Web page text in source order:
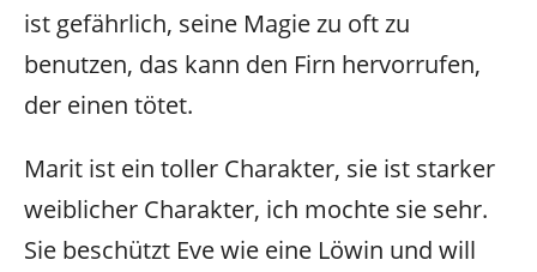
ist gefährlich, seine Magie zu oft zu
benutzen, das kann den Firn hervorrufen,
der einen tötet.
Marit ist ein toller Charakter, sie ist starker
weiblicher Charakter, ich mochte sie sehr.
Sie beschützt Eve wie eine Löwin und will